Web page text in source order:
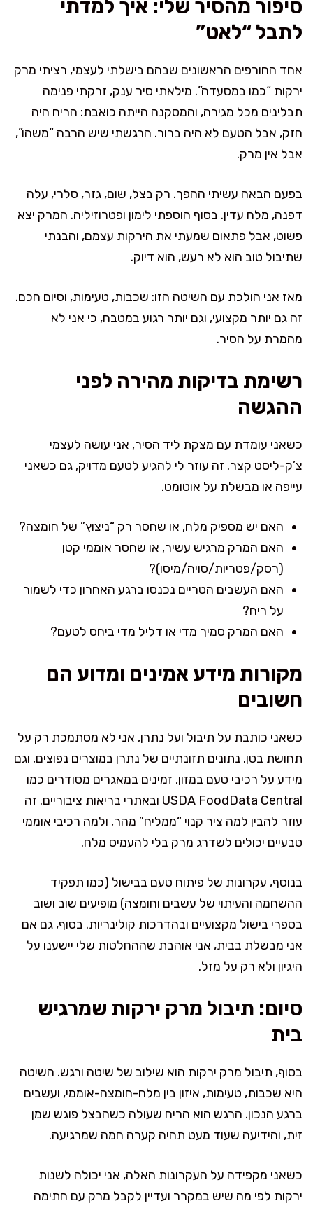
סיפור מהסיר שלי: איך למדתי
לתבל “לאט”
אחד החורפים הראשונים שבהם בישלתי לעצמי, רציתי מרק
ירקות “כמו במסעדה”. מילאתי סיר ענק, זרקתי פנימה
תבלינים מכל מגירה, והמסקנה הייתה כואבת: הריח היה
חזק, אבל הטעם לא היה ברור. הרגשתי שיש הרבה “משהו”,
אבל אין מרק.
בפעם הבאה עשיתי ההפך. רק בצל, שום, גזר, סלרי, עלה
דפנה, מלח עדין. בסוף הוספתי לימון ופטרוזיליה. המרק יצא
פשוט, אבל פתאום שמעתי את הירקות עצמם, והבנתי
שתיבול טוב הוא לא רעש, הוא דיוק.
מאז אני הולכת עם השיטה הזו: שכבות, טעימות, וסיום חכם.
זה גם יותר מקצועי, וגם יותר רגוע במטבח, כי אני לא
מהמרת על הסיר.
רשימת בדיקות מהירה לפני
ההגשה
כשאני עומדת עם מצקת ליד הסיר, אני עושה לעצמי
צ’ק-ליסט קצר. זה עוזר לי להגיע לטעם מדויק, גם כשאני
עייפה או מבשלת על אוטומט.
האם יש מספיק מלח, או שחסר רק “ניצוץ” של חומצה?
האם המרק מרגיש עשיר, או שחסר אוממי קטן
(רסק/פטריות/סויה/מיסו)?
האם העשבים הטריים נכנסו ברגע האחרון כדי לשמור
על ריח?
האם המרק סמיך מדי או דליל מדי ביחס לטעם?
מקורות מידע אמינים ומדוע הם
חשובים
כשאני כותבת על תיבול ועל נתרן, אני לא מסתמכת רק על
תחושת בטן. נתונים תזונתיים של נתרן במוצרים נפוצים, וגם
מידע על רכיבי טעם במזון, זמינים במאגרים מסודרים כמו
USDA FoodData Central ובאתרי בריאות ציבוריים. זה
עוזר להבין למה ציר קנוי “ממליח” מהר, ולמה רכיבי אוממי
טבעיים יכולים לשדרג מרק בלי להעמיס מלח.
בנוסף, עקרונות של פיתוח טעם בבישול (כמו תפקיד
ההשחמה והעיתוי של עשבים וחומצה) מופיעים שוב ושוב
בספרי בישול מקצועיים ובהדרכות קולינריות. בסוף, גם אם
אני מבשלת בבית, אני אוהבת שההחלטות שלי יישענו על
היגיון ולא רק על מזל.
סיום: תיבול מרק ירקות שמרגיש
בית
בסוף, תיבול מרק ירקות הוא שילוב של שיטה ורגש. השיטה
היא שכבות, טעימות, איזון בין מלח-חומצה-אוממי, ועשבים
ברגע הנכון. הרגש הוא הריח שעולה כשהבצל פוגש שמן
זית, והידיעה שעוד מעט תהיה קערה חמה שמרגיעה.
כשאני מקפידה על העקרונות האלה, אני יכולה לשנות
ירקות לפי מה שיש במקרר ועדיין לקבל מרק עם חתימה